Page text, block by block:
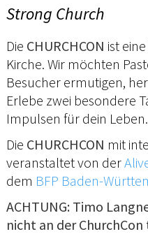
Strong Church
Die CHURCHCON ist
Kirche. Wir möchten
Besucher ermutigen,
Erlebe zwei besondere
Impulsen für dein Leben.
Die CHURCHCON mit
veranstaltet von der
dem BFP Baden-
ACHTUNG: Timo
nicht an der